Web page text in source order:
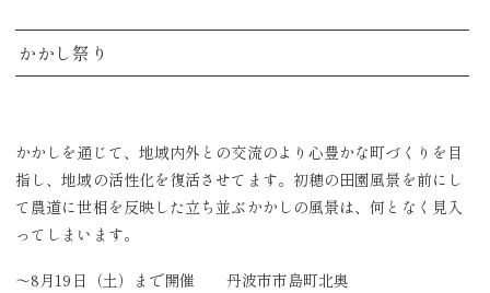
かかし祭り
かかしを通じて、地域内外との交流のより心豊かな町づくりを目
指し、地域の活性化を復活させてます。初穂の田園風景を前にし
て農道に世相を反映した立ち並ぶかかしの風景は、何となく見入
ってしまいます。
～8月19日（土）まで開催 丹波市市島町北奥